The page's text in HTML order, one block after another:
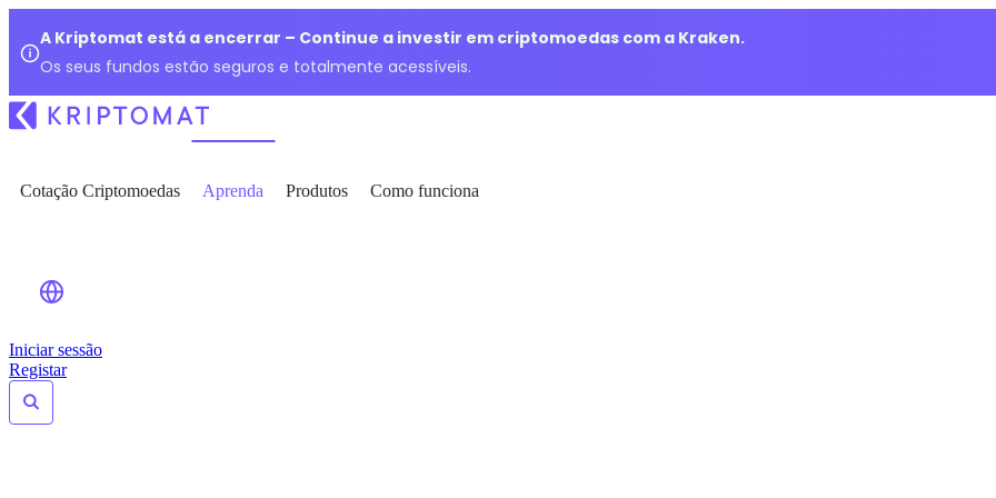
A Kriptomat está a encerrar – Continue a investir em criptomoedas com a Kraken.
Os seus fundos estão seguros e totalmente acessíveis.
Cotação Criptomoedas Aprenda Produtos Como funciona
Iniciar sessão
Registar